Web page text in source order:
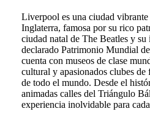
Liverpool es una ciudad vibrante
Inglaterra, famosa por su rico
ciudad natal de The Beatles y
declarado Patrimonio Mundial
cuenta con museos de clase
cultural y apasionados clubes
de todo el mundo. Desde el
animadas calles del Triángulo
experiencia inolvidable para